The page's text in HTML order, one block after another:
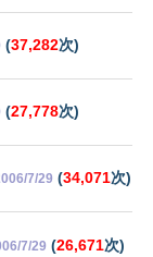
(37,282次)
(27,778次)
7/29 (34,071次)
7/29 (26,671次)